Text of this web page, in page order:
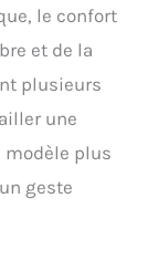
le confort
et de la
plusieurs
une
modèle plus
geste